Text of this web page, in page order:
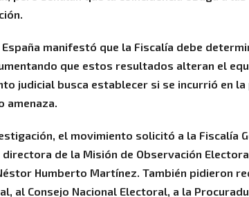
manifestó que la Fiscalía debe
que estos resultados alteran el
judicial busca establecer si se incurrió en
amenaza.
el movimiento solicitó a la Fiscalía
de la Misión de Observación
Humberto Martínez. También pidieron
al Consejo Nacional Electoral, a la